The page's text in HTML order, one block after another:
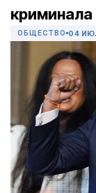
криминала
ОБЩЕСТВО 04